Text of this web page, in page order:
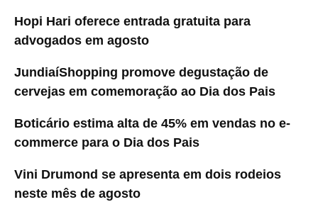
Hopi Hari oferece entrada gratuita para
advogados em agosto
JundiaíShopping promove degustação de
cervejas em comemoração ao Dia dos Pais
Boticário estima alta de 45% em vendas no e-
commerce para o Dia dos Pais
Vini Drumond se apresenta em dois rodeios
neste mês de agosto